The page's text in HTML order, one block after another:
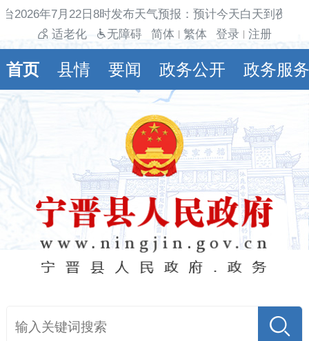
2026年7月22日8时发布天气预报：预计今天白天到夜间
适老化
无障碍 简体 繁体 登录 注册
首页 县情 要闻 政务公开 政务服务